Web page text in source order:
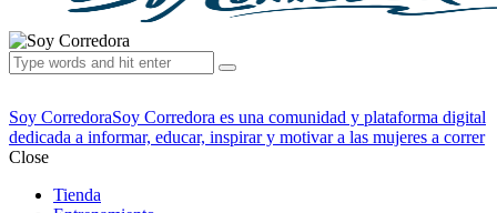
Soy CorredoraSoy Corredora es una comunidad y plataforma digital
dedicada a informar, educar, inspirar y motivar a las mujeres a correr
Close
Tienda